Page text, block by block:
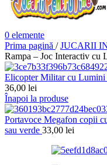
0 elemente
Prima pagină / JUCARII
Rampa – Joc Interactiv cu
Elicopter Militar cu Lumini
36,00 lei
Înapoi la produse
Portavoce Megafon copii
sau verde 33,00 lei